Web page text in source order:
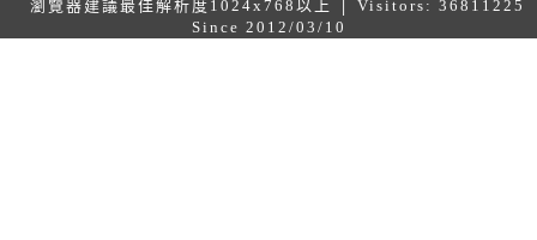
瀏覽器建議最佳解析度1024x768以上 │ Visitors: 36811225
Since 2012/03/10